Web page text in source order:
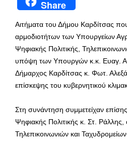
Share
Αιτήματα του Δήμου Καρδίτσας
αρμοδιοτήτων των Υπουργείων
Ψηφιακής Πολιτικής,
υπόψη των Υπουργών κ.κ. Ευαγ.
Δήμαρχος Καρδίτσας κ. Φωτ.
επίσκεψης του κυβερνητικού
Στη συνάντηση συμμετείχαν
Ψηφιακής Πολιτικής κ. Στ. Ράλλης,
Τηλεπικοινωνιών και